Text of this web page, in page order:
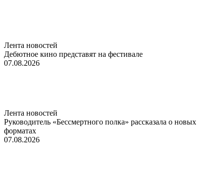
Лента новостей
Дебютное кино представят на фестивале
07.08.2026
Лента новостей
Руководитель «Бессмертного полка» рассказала о новых
форматах
07.08.2026